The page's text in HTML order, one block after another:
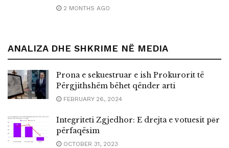
2 MONTHS AGO
ANALIZA DHE SHKRIME NË MEDIA
Prona e sekuestruar e ish Prokurorit të
Përgjithshëm bëhet qënder arti
FEBRUARY 26, 2024
Integriteti Zgjedhor: E drejta e votuesit pёr
përfaqësim
OCTOBER 31, 2023